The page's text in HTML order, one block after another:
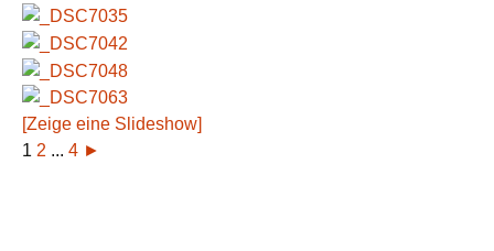
[Zeige eine Slideshow]
1 2 ... 4 ►